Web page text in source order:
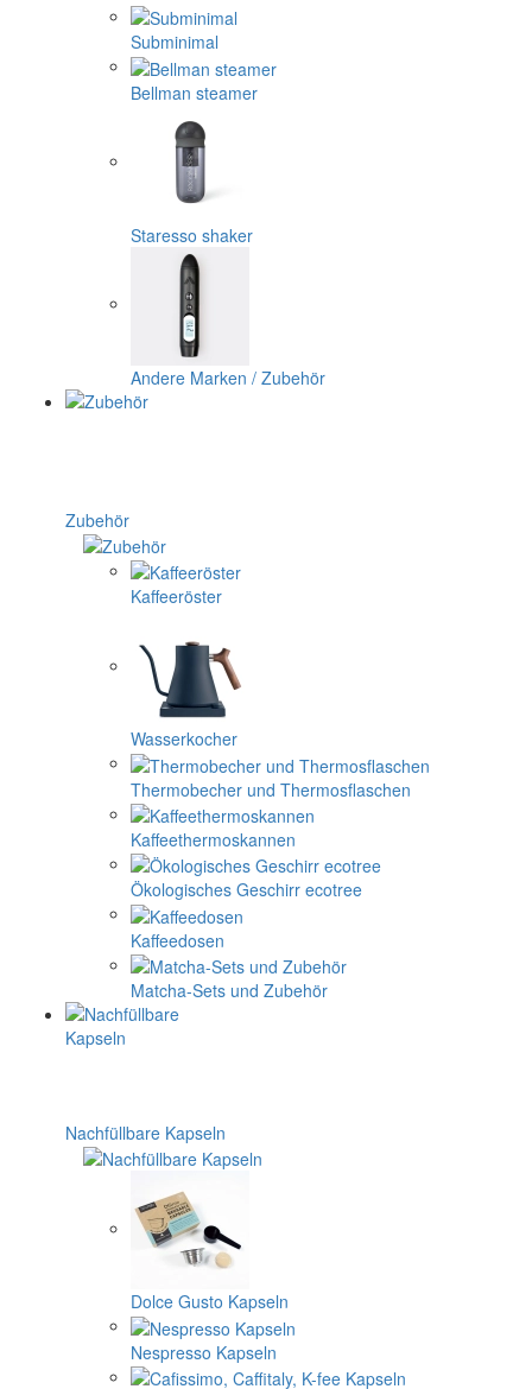
Subminimal
Bellman steamer
Staresso shaker
Andere Marken / Zubehör
Zubehör
Kaffeeröster
Wasserkocher
Thermobecher und Thermosflaschen
Kaffeethermoskannen
Ökologisches Geschirr ecotree
Kaffeedosen
Matcha-Sets und Zubehör
Nachfüllbare Kapseln
Dolce Gusto Kapseln
Nespresso Kapseln